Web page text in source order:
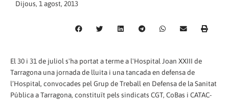
Dijous, 1 agost, 2013
El 30 i 31 de juliol s'ha portat a terme a l'Hospital Joan XXIII de
Tarragona una jornada de lluita i una tancada en defensa de
l’Hospital, convocades pel Grup de Treball en Defensa de la Sanitat
Pública a Tarragona, constituït pels sindicats CGT, CoBas i CATAC-